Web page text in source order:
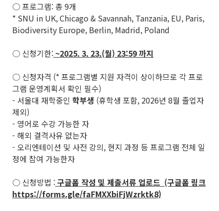
○ 프로그램: 총 9개
* SNU in UK, Chicago & Savannah, Tanzania, EU, Paris,
Biodiversity Europe, Berlin, Madrid, Poland
○ 신청기한:~2025. 3. 23.(월) 23:59 까지
○ 신청자격 (* 프로그램별 지원 자격이 상이하므로 각 프로
그램 운영계획서 확인 필수)
- 서울대 재학중인 학부생 (휴학생 포함, 2026년 8월 졸업자
제외)
- 영어로 수강 가능한 자
- 해외 결격사유 없는자
- 오리엔테이션 및 사전 강의, 현지 과정 등 프로그램 전체 일
정에 참여 가능한자
○ 신청방법 :구글폼 작성 및 제출서류 업로드 (구글폼 링크
https://forms.gle/faFMXXbiFjWzrktk8)